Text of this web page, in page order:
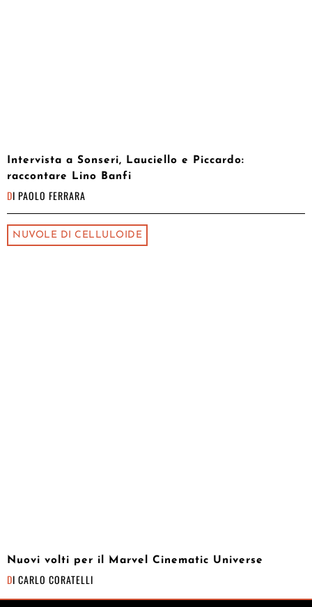
Intervista a Sonseri, Lauciello e Piccardo:
raccontare Lino Banfi
DI PAOLO FERRARA
NUVOLE DI CELLULOIDE
Nuovi volti per il Marvel Cinematic Universe
DI CARLO CORATELLI